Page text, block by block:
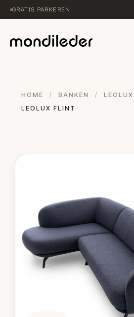
GRATIS PARKEREN
HOME / BANKEN / LEOLUX
LEOLUX FLINT